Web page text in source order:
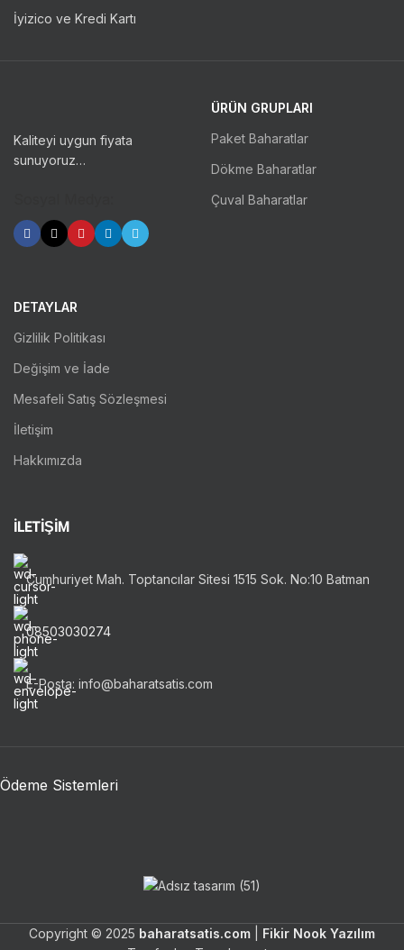
İyizico ve Kredi Kartı
Kaliteyi uygun fiyata
sunuyoruz…
ÜRÜN GRUPLARI
Paket Baharatlar
Dökme Baharatlar
Çuval Baharatlar
DETAYLAR
Gizlilik Politikası
Değişim ve İade
Mesafeli Satış Sözleşmesi
İletişim
Hakkımızda
İLETİŞİM
Cumhuriyet Mah. Toptancılar Sitesi 1515 Sok. No:10 Batman
08503030274
E-Posta: info@baharatsatis.com
Ödeme Sistemleri
Copyright © 2025 baharatsatis.com
Fikir Nook Yazılım